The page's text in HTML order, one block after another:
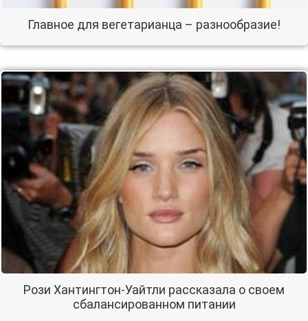
Главное для вегетарианца – разнообразие!
Рози Хантингтон-Уайтли рассказала о своем
сбалансированном питании